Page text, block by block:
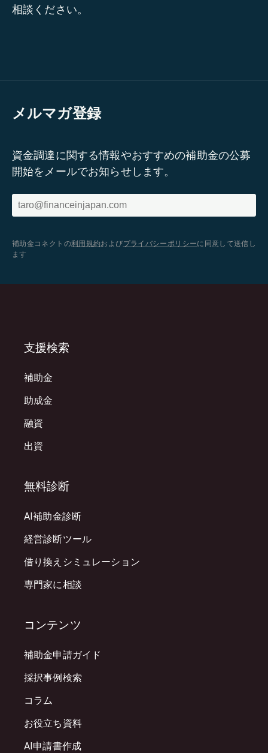
相談ください。
メルマガ登録
資金調達に関する情報やおすすめの補助金の公募
開始をメールでお知らせします。
補助金コネクトの利用規約およびプライバシーポリシーに同意して送信し
ます
支援検索
補助金
助成金
融資
出資
無料診断
AI補助金診断
経営診断ツール
借り換えシミュレーション
専門家に相談
コンテンツ
補助金申請ガイド
採択事例検索
コラム
お役立ち資料
AI申請書作成